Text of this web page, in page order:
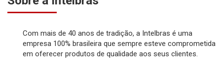
Com mais de 40 anos de tradição, a Intelbras é uma
empresa 100% brasileira que sempre esteve comprometida
em oferecer produtos de qualidade aos seus clientes.